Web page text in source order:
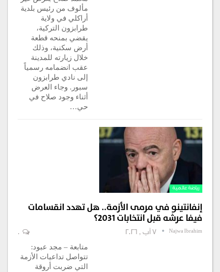
مألوف من رئيس بلدية
أراكلي في ولاية
طرابزون التركية،
يقضي بمنحه قطعة
أرض سكنية، وذلك
خلال زيارته للمدينة
عقب انضمامه رسمياً
إلى نادي طرابزون
سبور. وجاء العرض
أثناء وجود صلاح في
حي…
رياضة عالمية
إنفانتينو في مرمى الأزمة.. هل تهدد انقسامات
فيفا عرشه قبل انتخابات 2031؟
Najwa Ibrahim
0
متابعة – مجد عبود:
تتواصل تداعيات الأزمة
التي ضربت أروقة